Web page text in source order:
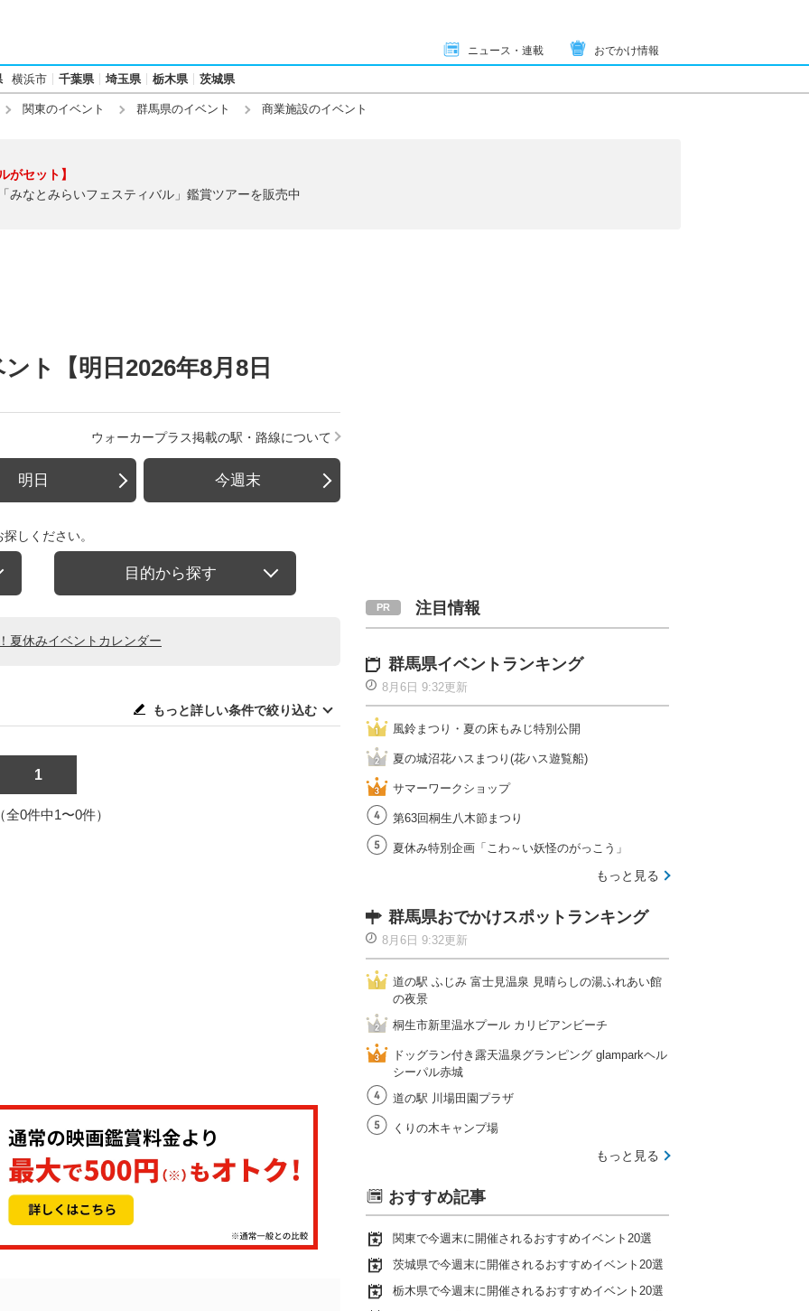
ニュース・連載 おでかけ情報
横浜市 千葉県 埼玉県 栃木県 茨城県
関東のイベント 群馬県のイベント 商業施設のイベント
がセット】
みなとみらいフェスティバル」鑑賞ツアーを販売中
ト【明日2026年8月8日
ウォーカープラス掲載の駅・路線について
明日 今週末
しください。
目的から探す
夏休みイベントカレンダー
もっと詳しい条件で絞り込む
1
全0件中1〜0件）
注目情報
群馬県イベントランキング
8月6日 9:32更新
風鈴まつり・夏の床もみじ特別公開
夏の城沼花ハスまつり(花ハス遊覧船)
サマーワークショップ
第63回桐生八木節まつり
夏休み特別企画「こわ～い妖怪のがっこう」
もっと見る
群馬県おでかけスポットランキング
8月6日 9:32更新
道の駅 ふじみ 富士見温泉 見晴らしの湯ふれあい館
の夜景
桐生市新里温水プール カリビアンビーチ
ドッグラン付き露天温泉グランピング glamparkヘル
シーパル赤城
道の駅 川場田園プラザ
くりの木キャンプ場
もっと見る
おすすめ記事
関東で今週末に開催されるおすすめイベント20選
茨城県で今週末に開催されるおすすめイベント20選
栃木県で今週末に開催されるおすすめイベント20選